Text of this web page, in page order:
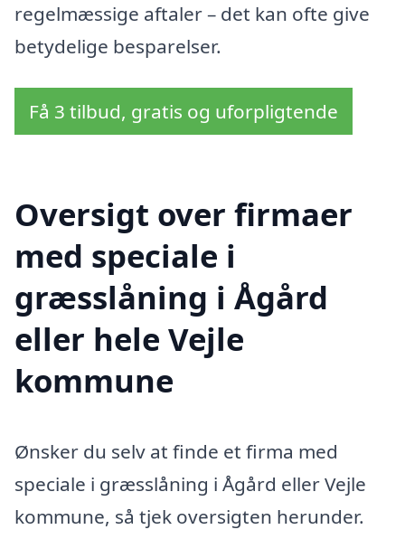
regelmæssige aftaler – det kan ofte give
betydelige besparelser.
Få 3 tilbud, gratis og uforpligtende
Oversigt over firmaer
med speciale i
græsslåning i Ågård
eller hele Vejle
kommune
Ønsker du selv at finde et firma med
speciale i græsslåning i Ågård eller Vejle
kommune, så tjek oversigten herunder.